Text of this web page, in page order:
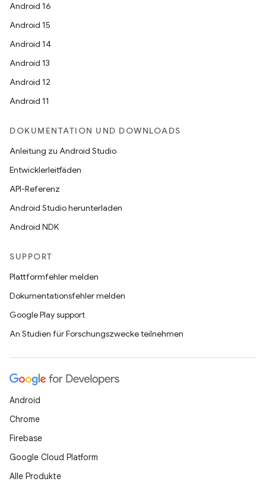
Android 16
Android 15
Android 14
Android 13
Android 12
Android 11
DOKUMENTATION UND DOWNLOADS
Anleitung zu Android Studio
Entwicklerleitfäden
API-Referenz
Android Studio herunterladen
Android NDK
SUPPORT
Plattformfehler melden
Dokumentationsfehler melden
Google Play support
An Studien für Forschungszwecke teilnehmen
Android
Chrome
Firebase
Google Cloud Platform
Alle Produkte